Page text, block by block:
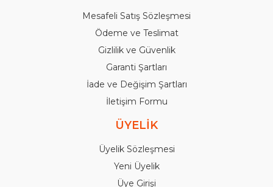
Mesafeli Satış Sözleşmesi
Ödeme ve Teslimat
Gizlilik ve Güvenlik
Garanti Şartları
İade ve Değişim Şartları
İletişim Formu
ÜYELİK
Üyelik Sözleşmesi
Yeni Üyelik
Üye Girişi